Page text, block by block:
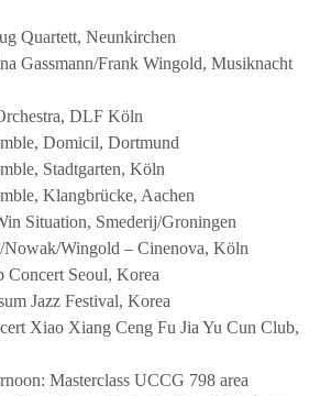
Quartett, Neunkirchen
Gassmann/Frank Wingold, Musiknacht
DLF Köln
Domicil, Dortmund
Stadtgarten, Köln
Klangbrücke, Aachen
Situation, Smederij/Groningen
Nowak/Wingold – Cinenova, Köln
Concert Seoul, Korea
Jazz Festival, Korea
Xiao Xiang Ceng Fu Jia Yu Cun Club,
Masterclass UCCG 798 area